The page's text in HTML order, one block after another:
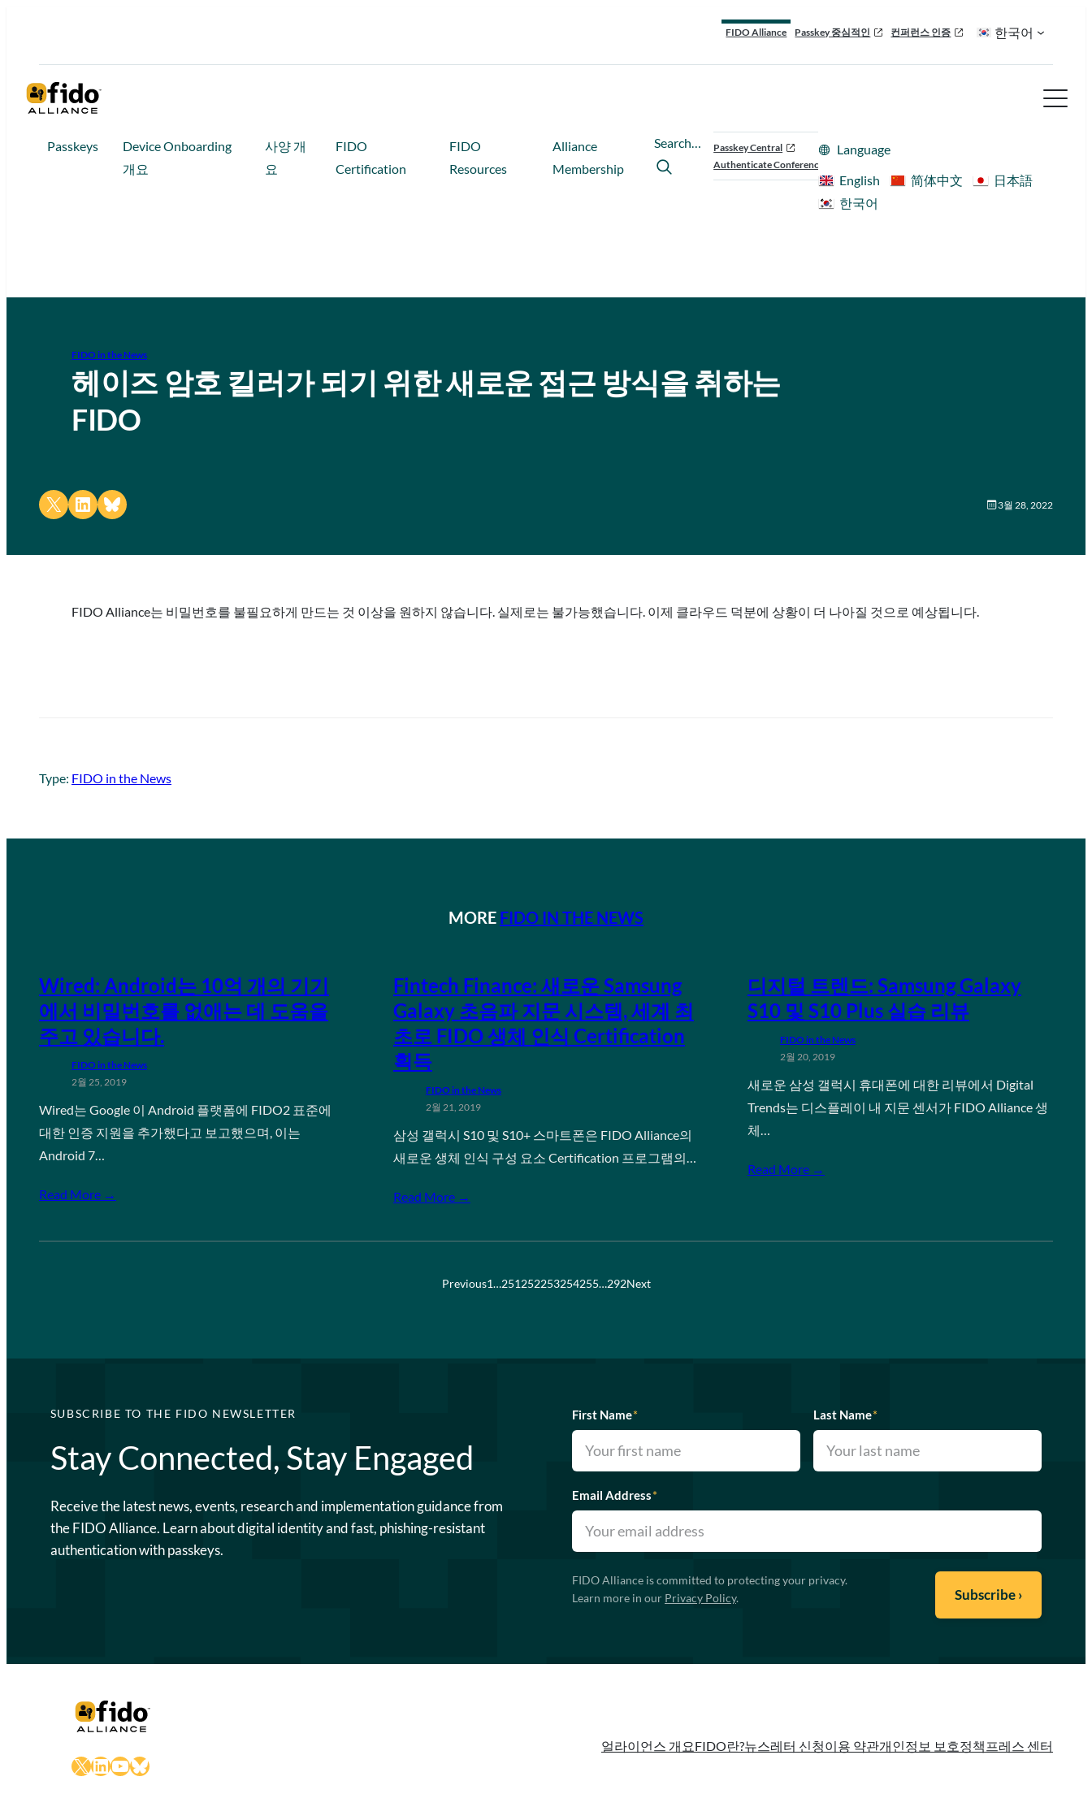
FIDO Alliance Passkey 중심적인 컨퍼런스 인증 한국어
Passkeys
Device Onboarding
개요
사양 개
요
FIDO
Certification
FIDO
Resources
Alliance
Membership
Search…
Passkey Central
Authenticate Conference
Language
English
简体中文
日本語
한국어
FIDO in the News
헤이즈 암호 킬러가 되기 위한 새로운 접근 방식을 취하는
FIDO
Share on X Share on LinkedIn
Share on Bluesky 3월 28, 2022
FIDO Alliance는 비밀번호를 불필요하게 만드는 것 이상을 원하지 않습니다. 실제로는 불가능했습니다. 이제 클라우드 덕분에 상황이 더 나아질 것으로 예상됩니다.
Type: FIDO in the News
MORE FIDO IN THE NEWS
Wired: Android는 10억 개의 기기
에서 비밀번호를 없애는 데 도움을
주고 있습니다.
FIDO in the News
2월 25, 2019
Wired는 Google 이 Android 플랫폼에 FIDO2 표준에
대한 인증 지원을 추가했다고 보고했으며, 이는
Android 7…
Read More →
Fintech Finance: 새로운 Samsung
Galaxy 초음파 지문 시스템, 세계 최
초로 FIDO 생체 인식 Certification
획득
FIDO in the News
2월 21, 2019
삼성 갤럭시 S10 및 S10+ 스마트폰은 FIDO Alliance의
새로운 생체 인식 구성 요소 Certification 프로그램의…
Read More →
디지털 트렌드: Samsung Galaxy
S10 및 S10 Plus 실습 리뷰
FIDO in the News
2월 20, 2019
새로운 삼성 갤럭시 휴대폰에 대한 리뷰에서 Digital
Trends는 디스플레이 내 지문 센서가 FIDO Alliance 생
체…
Read More →
Previous1…251252253254255…292Next
SUBSCRIBE TO THE FIDO NEWSLETTER
Stay Connected, Stay Engaged
Receive the latest news, events, research and implementation guidance from
the FIDO Alliance. Learn about digital identity and fast, phishing-resistant
authentication with passkeys.
First Name* Last Name*
Email Address*
FIDO Alliance is committed to protecting your privacy.
Learn more in our Privacy Policy.
X LinkedIn
YouTube
Bluesky
얼라이언스 개요FIDO란?뉴스레터 신청이용 약관개인정보 보호정책 프레스 센터